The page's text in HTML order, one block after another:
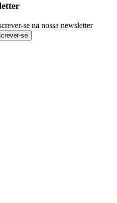
se na nossa newsletter
se